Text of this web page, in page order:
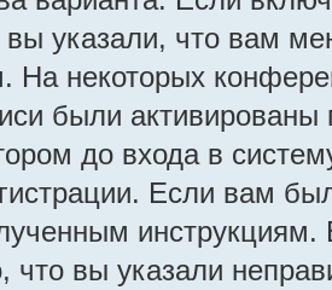
вы указали, что вам
На некоторых
были активированы
до входа в
Если вам
что вы указали